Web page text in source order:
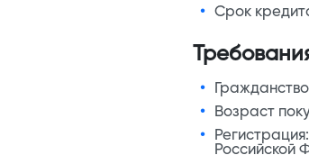
Срок
Возраст
Регистрация:
Российской